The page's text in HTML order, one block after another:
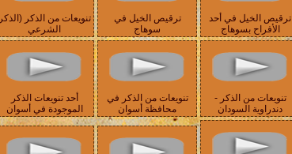
ترقيص الخيل في أحد
الأفراح بسوهاج
ترقيص الخيل في
سوهاج
تنويعات من الذكر (الذكر
الشرعي
تنويعات من الذكر -
دندراوية السودان
تنويعات من الذكر في
محافظة أسوان
أحد تنويعات الذكر
الموجودة في أسوان